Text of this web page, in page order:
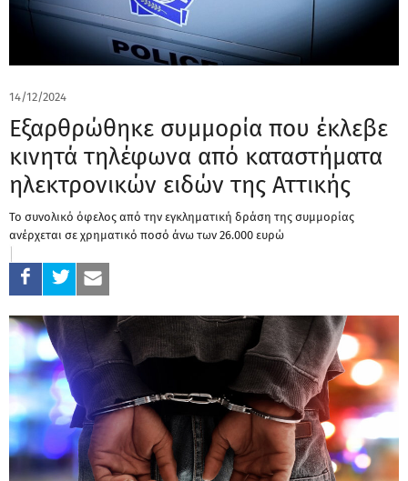
14/12/2024
Εξαρθρώθηκε συμμορία που έκλεβε
κινητά τηλέφωνα από καταστήματα
ηλεκτρονικών ειδών της Αττικής
Το συνολικό όφελος από την εγκληματική δράση της συμμορίας
ανέρχεται σε χρηματικό ποσό άνω των 26.000 ευρώ